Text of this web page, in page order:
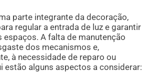
parte integrante da decoração,
regular a entrada de luz e garantir
espaços. A falta de manutenção
dos mecanismos e,
à necessidade de reparo ou
estão alguns aspectos a considerar: